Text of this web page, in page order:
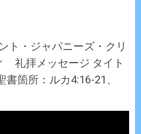
・ジャパニーズ・クリ
礼拝メッセージ タイト
箇所：ルカ4:16-21、